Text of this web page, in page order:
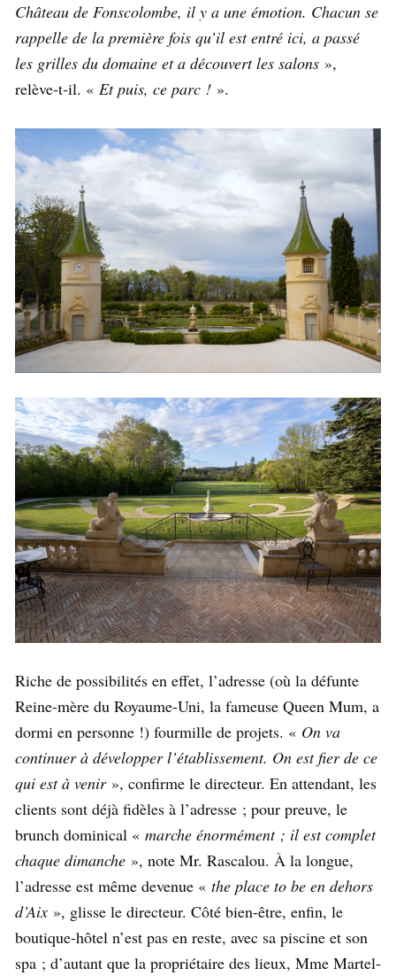
Château de Fonscolombe, il y a une émotion. Chacun se
rappelle de la première fois qu’il est entré ici, a passé
les grilles du domaine et a découvert les salons »,
relève-t-il. « Et puis, ce parc ! ».
Riche de possibilités en effet, l’adresse (où la défunte
Reine-mère du Royaume-Uni, la fameuse Queen Mum, a
dormi en personne !) fourmille de projets. « On va
continuer à développer l’établissement. On est fier de ce
qui est à venir », confirme le directeur. En attendant, les
clients sont déjà fidèles à l’adresse ; pour preuve, le
brunch dominical « marche énormément ; il est complet
chaque dimanche », note Mr. Rascalou. À la longue,
l’adresse est même devenue « the place to be en dehors
d’Aix », glisse le directeur. Côté bien-être, enfin, le
boutique-hôtel n’est pas en reste, avec sa piscine et son
spa ; d’autant que la propriétaire des lieux, Mme Martel-